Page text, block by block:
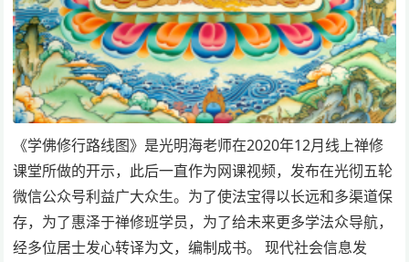
《学佛修行路线图》是光明海老师在2020年12月线上禅修
课堂所做的开示，此后一直作为网课视频，发布在光彻五轮
微信公众号利益广大众生。为了使法宝得以长远和多渠道保
存，为了惠泽于禅修班学员，为了给未来更多学法众导航，
经多位居士发心转译为文，编制成书。 现代社会信息发